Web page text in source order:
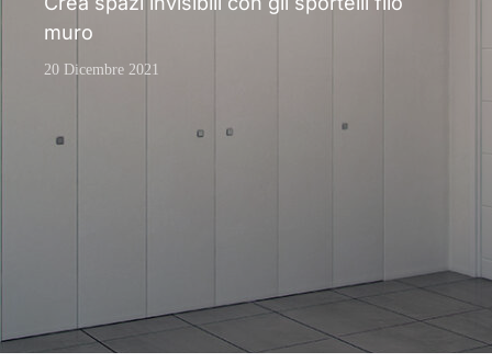
muro
20 Dicembre 2021